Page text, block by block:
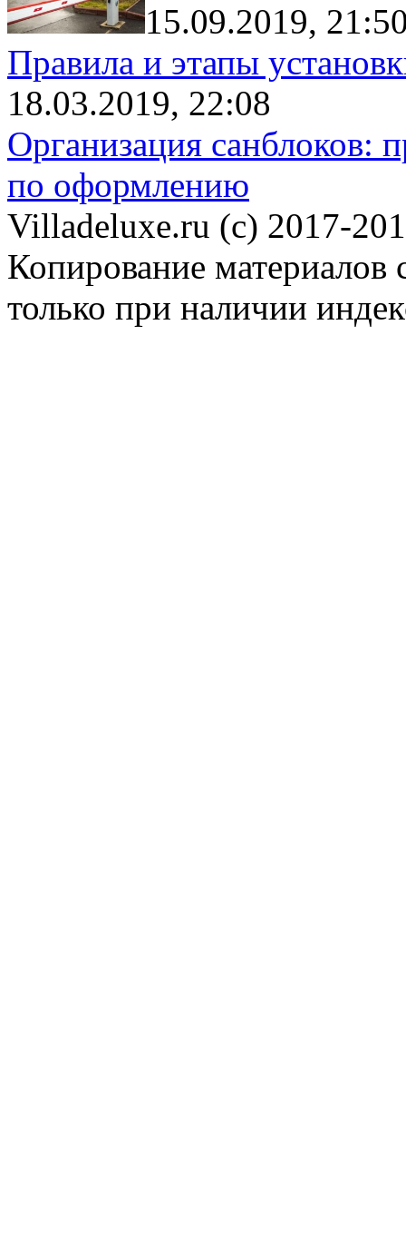
15.09.2019,
Правила и этапы
18.03.2019, 22:08
Организация санблоков:
по оформлению
Villadeluxe.ru (c) 2017-
Копирование материалов
только при наличии